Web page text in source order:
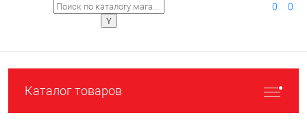
0 0
Каталог товаров